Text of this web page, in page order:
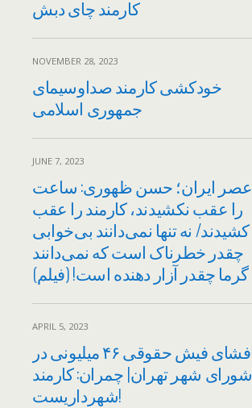
کارمند چای دبش
NOVEMBER 28, 2023
خودکشی کارمند صداوسیمای
جمهوری اسلامی
JUNE 7, 2023
عصر ایران؛ حسن ظهوری: ساعت
را عقب نکشیدند، کارمند را عقب
کشیدند/ نه تنها نمی‌دانند بی‌‌خوابی
چقدر خطرناک است که نمی‌دانند
گرما چقدر آزار دهنده است! (فیلم)
APRIL 5, 2023
افشای فیش حقوقی ۴۶ میلیونی در
شورای شهر تهران| چمران: کارمند
شهرداریست!